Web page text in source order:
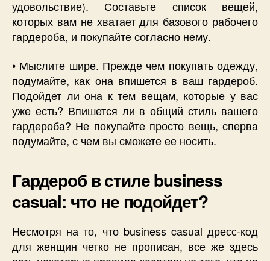
удовольствие). Составьте список вещей,
которых вам не хватает для базового рабочего
гардероба, и покупайте согласно нему.
• Мыслите шире. Прежде чем покупать одежду,
подумайте, как она впишется в ваш гардероб.
Подойдет ли она к тем вещам, которые у вас
уже есть? Впишется ли в общий стиль вашего
гардероба? Не покупайте просто вещь, сперва
подумайте, с чем вы сможете ее носить.
Гардероб в стиле business
casual: что не подойдет?
Несмотря на то, что business casual дресс-код
для женщин четко не прописан, все же здесь